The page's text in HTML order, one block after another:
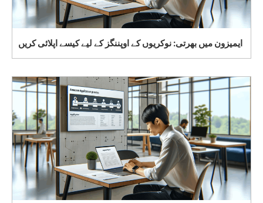
ایمیزون میں بھرتی: نوکریوں کے اوپننگز کے لیے کیسے اپلائی کریں